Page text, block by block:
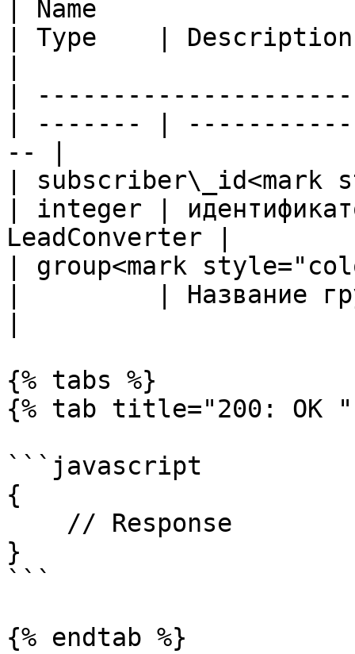
| Name
| Type    | Description
|
| ------- |
-- |
| subscriber\_id<mark
| integer |
LeadConverter |
| group<mark
|         | Название
{% tabs %}
{% tab title="200: OK "
```javascript
{
}
```
{% endtab %}